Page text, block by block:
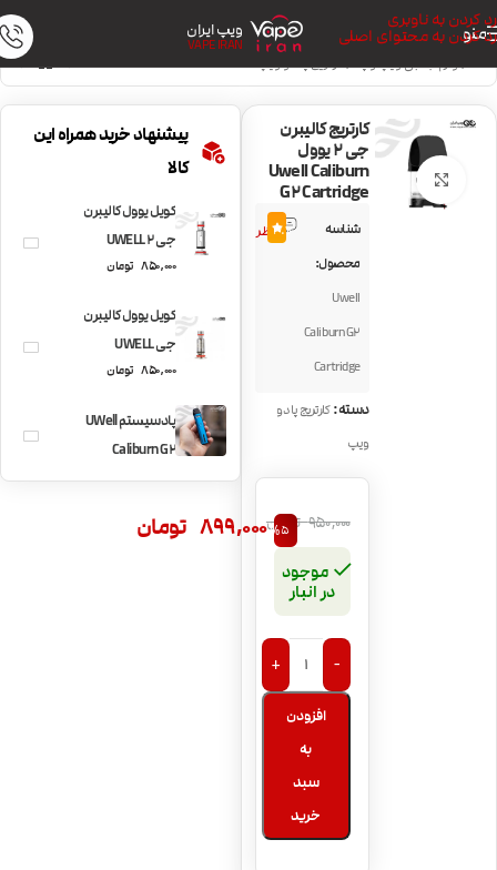
رد کردن به ناوبری
رد کردن به محتوای اصلی
منو ویپ ایران
VAPE IRAN
خانه/لوازم جانبی ویپ و پاد/کارتریج پاد و ویپ
بزرگنمایی تصویر
کارتریج کالیبرن
جی 2 یوول
Uwell Caliburn
G2 Cartridge
شناسه
محصول:
Uwell
Caliburn G2
Cartridge
6
نظر3.7
دسته:کارتریج پاد و
ویپ
950,000 تومان899,000 تومان %5
موجود
در انبار
-
+
افزودن
به
سبد
خرید
پیشنهاد خرید همراه این
کالا
کویل یوول کالیبرن
جی 2 UWELL
CALIBURN G2 Coil
850,000 تومان
کویل یوول کالیبرن
جی UWELL
CALIBURN G Coil
850,000 تومان
پادسیستم UWell
Caliburn G2